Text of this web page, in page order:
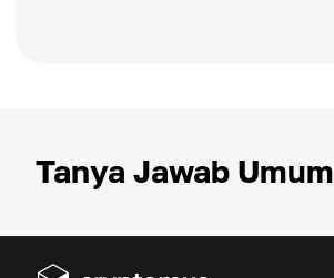
Tanya Jawab Umum